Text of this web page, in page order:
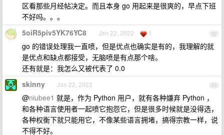
区看那些月经帖决定。而且本身 go 用起来是很爽的，早点下班
不好吗。。。
52
5oiR5piv5YK76YC8 Jan 22, 2022 1
go 的错误处理我一直喷，但是优点也确实是有的，我理解的就
是优点和缺点都接受，无脑喷是有点那个啥。
还有就是：我怎么又被代表了 0.0
53
skinny Jan 22, 2022
@niubee1 就是，作为 Python 用户，就有各种嫌弃 Python ，
和各种语言使用者一起喷它抱怨它，但是很多时候就是没得选，
各种权衡下就只能用它，不像某些语言拥堵，搞得宗教一样，说
不得不好。